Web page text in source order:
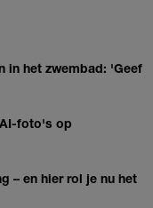
in het zwembad: 'Geef
foto's op
– en hier rol je nu het